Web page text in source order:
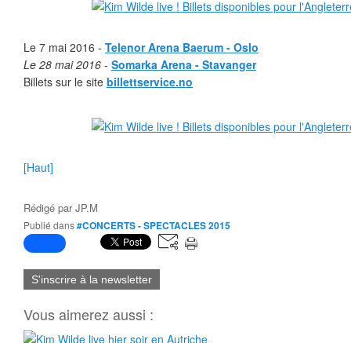
Le 7 mai 2016 - Telenor Arena Baerum - Oslo
Le 28 mai 2016 - Somarka Arena - Stavanger
Billets sur le site billettservice.no
[Haut]
Rédigé parJP.M
Publié dans#CONCERTS - SPECTACLES 2015
S'inscrire à la newsletter
Vous aimerez aussi :